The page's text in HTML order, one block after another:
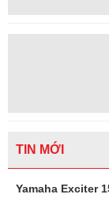
TIN MỚI
Yamaha Exciter